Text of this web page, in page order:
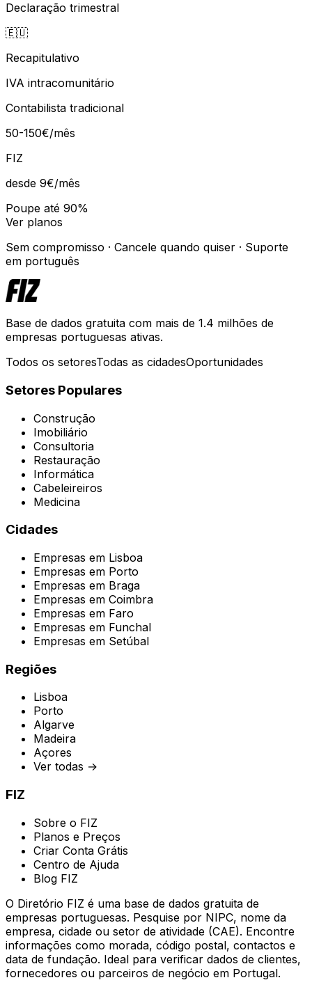
Declaração trimestral
🇪🇺
Recapitulativo
IVA intracomunitário
Contabilista tradicional
50-150€/mês
FIZ
desde 9€/mês
Poupe até 90%
Ver planos
Sem compromisso · Cancele quando quiser · Suporte
em português
Base de dados gratuita com mais de 1.4 milhões de
empresas portuguesas ativas.
Todos os setoresTodas as cidadesOportunidades
Setores Populares
Construção
Imobiliário
Consultoria
Restauração
Informática
Cabeleireiros
Medicina
Cidades
Empresas em Lisboa
Empresas em Porto
Empresas em Braga
Empresas em Coimbra
Empresas em Faro
Empresas em Funchal
Empresas em Setúbal
Regiões
Lisboa
Porto
Algarve
Madeira
Açores
Ver todas →
FIZ
Sobre o FIZ
Planos e Preços
Criar Conta Grátis
Centro de Ajuda
Blog FIZ
O Diretório FIZ é uma base de dados gratuita de
empresas portuguesas. Pesquise por NIPC, nome da
empresa, cidade ou setor de atividade (CAE). Encontre
informações como morada, código postal, contactos e
data de fundação. Ideal para verificar dados de clientes,
fornecedores ou parceiros de negócio em Portugal.